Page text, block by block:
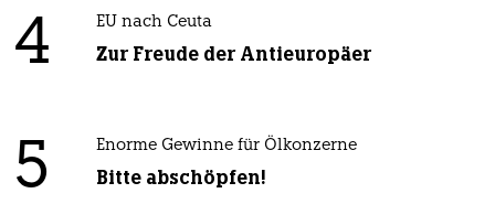
4 EU nach Ceuta
Zur Freude der Antieuropäer
5 Enorme Gewinne für Ölkonzerne
Bitte abschöpfen!